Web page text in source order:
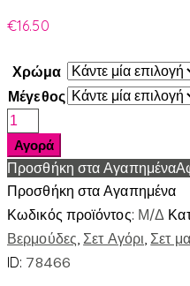
€16.50
Χρώμα
Μέγεθος
ΣΕΤ
ΜΕ
ΦΟΙΝΙΚΕΣ
ποσότητα
Αγορά
Προσθήκη στα Αγαπημένα
Προσθήκη στα Αγαπημένα
Κωδικός προϊόντος: Μ/Δ
Βερμούδες,Σετ Αγόρι,Σετ
ID: 78466